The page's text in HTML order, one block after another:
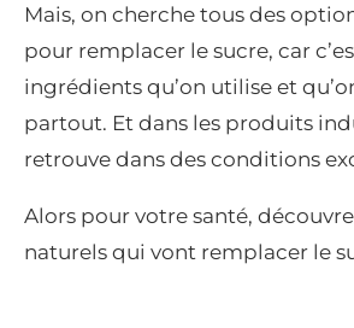
Mais, on cherche tous des
pour remplacer le sucre, car
ingrédients qu’on utilise et
partout. Et dans les produits
retrouve dans des conditions
Alors pour votre santé,
naturels qui vont remplacer le